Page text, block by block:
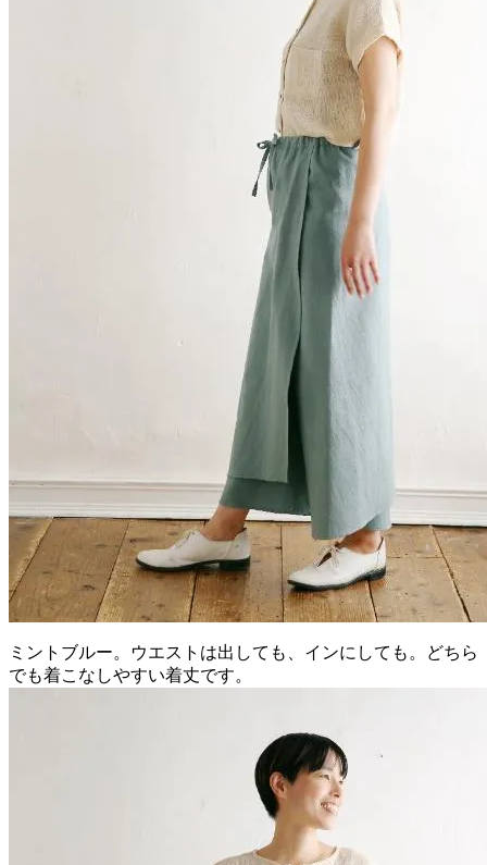
ミントブルー。ウエストは出しても、インにしても。どちら
でも着こなしやすい着丈です。